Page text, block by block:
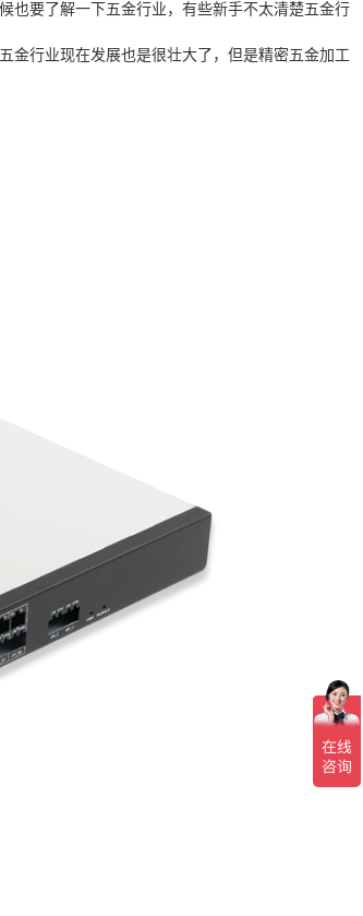
也要了解一下五金行业，有些新手不太清楚五金行
金行业现在发展也是很壮大了，但是精密五金加工